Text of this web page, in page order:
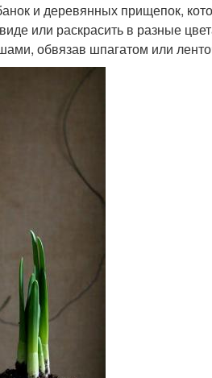
и деревянных прищепок,
или раскрасить в разные
обвязав шпагатом или